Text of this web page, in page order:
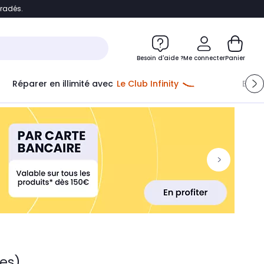
Besoin d'aide ?Me connecterPanier
Réparer en illimité avec Le Club Infinity